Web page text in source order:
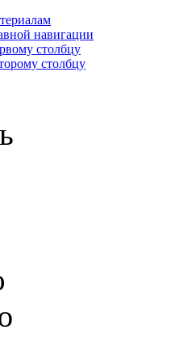
навигации
столбцу
столбцу